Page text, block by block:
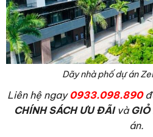
Dãy nhà phố dự án
Liên hệ ngay 0933.098.890
CHÍNH SÁCH ƯU ĐÃIvàGIỎ
án.